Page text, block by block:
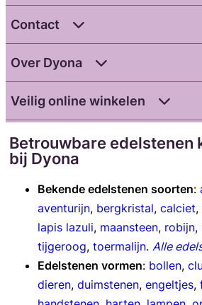
Contact
Over Dyona
Veilig online winkelen
Betrouwbare edelstenen
bij Dyona
Bekende edelstenen soorten:
aventurijn, bergkristal, calciet,
lapis lazuli, maansteen, robijn,
tijgeroog, toermalijn. Alle
Edelstenen vormen: bollen,
dieren, duimstenen, engeltjes,